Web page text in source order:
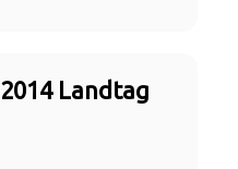
2014 Landtag